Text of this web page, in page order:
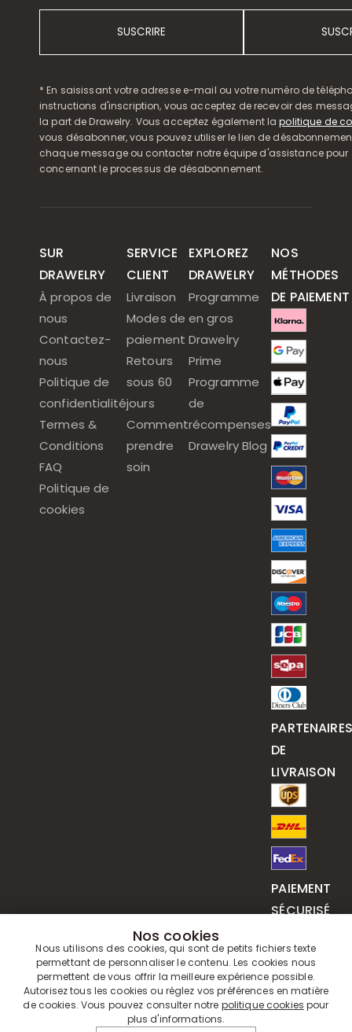
SUSCRIRE
* En saisissant votre adresse e-mail ou votre numéro de
instructions d'inscription, vous acceptez de recevoir des
la part de Drawelry. Vous acceptez également lapolitique de
vous désabonner, vous pouvez utiliser le lien de
chaque message ou contacter notre équipe d'assistance pour
concernant le processus de désabonnement.
SUR
DRAWELRY
À propos de
nous
Contactez-
nous
Politique de
confidentialité
Termes &
Conditions
FAQ
Politique de
cookies
SERVICE
CLIENT
Livraison
Modes de
paiement
Retours
sous 60
jours
Comment
prendre
soin
EXPLOREZ
DRAWELRY
Programme
en gros
Drawelry
Prime
Programme
de
récompenses
Drawelry Blog
NOS
MÉTHODES
DE PAIEMENT
PARTENAIRES
DE
LIVRAISON
PAIEMENT
SÉCURISÉ
Nos cookies
Nous utilisons des cookies, qui sont de petits fichiers texte
permettant de personnaliser le contenu. Les cookies nous
permettent de vous offrir la meilleure expérience possible.
Autorisez tous les cookies ou réglez vos préférences en matière
de cookies. Vous pouvez consulter notre politique cookies pour
plus d'informations.